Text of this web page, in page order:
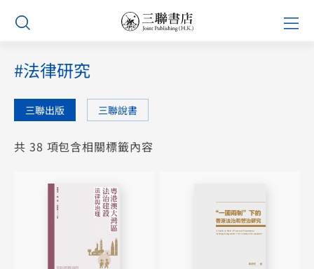
Skip
content
#法律研究
三聯出版 三聯說書
共 38 項包含相關標籤內容